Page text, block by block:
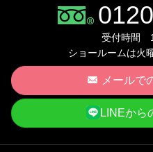
受付時間
ショールームは火
メールで
LINEから